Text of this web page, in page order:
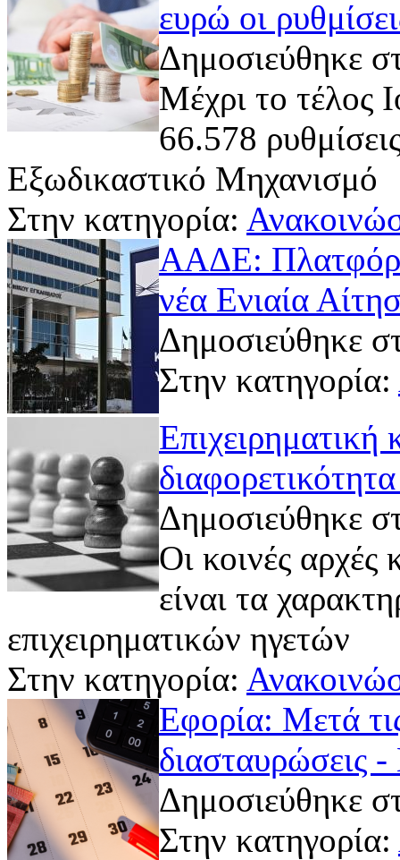
ευρώ οι
Δημοσιεύθηκε
Μέχρι το τέλος
66.578
Εξωδικαστικό Μηχανισμό
Στην κατηγορία:
ΑΑΔΕ:
νέα Ενιαία
Δημοσιεύθηκε
Στην κατηγορία:
Επιχειρηματική
Δημοσιεύθηκε
Οι κοινές
είναι τα
επιχειρηματικών ηγετών
Στην κατηγορία:
Εφορία: Μετά
διασταυρώσεις -
Δημοσιεύθηκε
Στην κατηγορία: